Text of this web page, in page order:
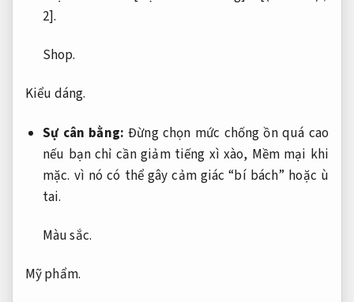
2].
Shop.
Kiểu dáng.
Sự cân bằng: Đừng chọn mức chống ồn quá cao
nếu bạn chỉ cần giảm tiếng xì xào, Mềm mại khi
mặc. vì nó có thể gây cảm giác “bí bách” hoặc ù
tai.
Màu sắc.
Mỹ phẩm.